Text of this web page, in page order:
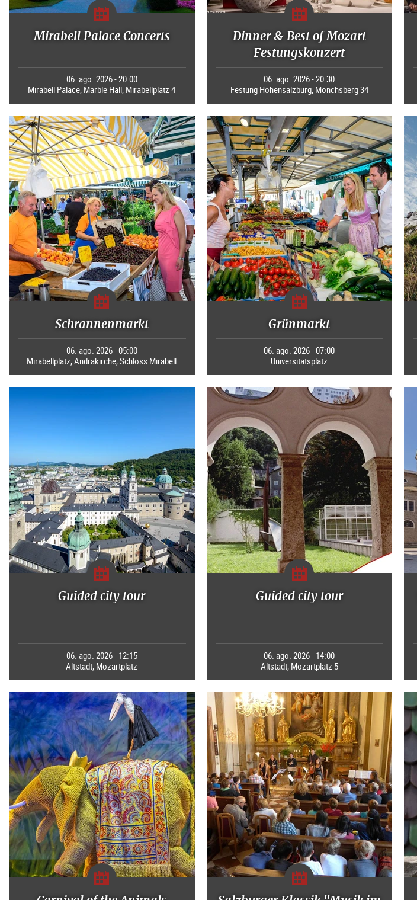
Mirabell Palace Concerts
06. ago. 2026 - 20:00
Mirabell Palace, Marble Hall, Mirabellplatz 4
Dinner & Best of Mozart
Festungskonzert
06. ago. 2026 - 20:30
Festung Hohensalzburg, Mönchsberg 34
Schrannenmarkt
06. ago. 2026 - 05:00
Mirabellplatz, Andräkirche, Schloss Mirabell
Grünmarkt
06. ago. 2026 - 07:00
Universitätsplatz
Guided city tour
06. ago. 2026 - 12:15
Altstadt, Mozartplatz
Guided city tour
06. ago. 2026 - 14:00
Altstadt, Mozartplatz 5